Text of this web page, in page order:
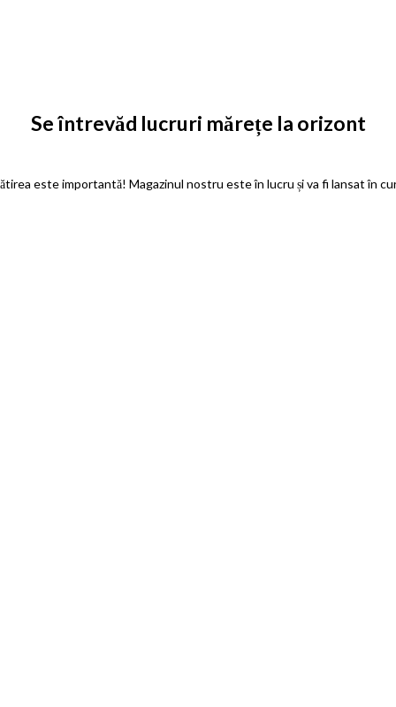
Se întrevăd lucruri mărețe la orizont
este importantă! Magazinul nostru este în lucru și va fi lansat în